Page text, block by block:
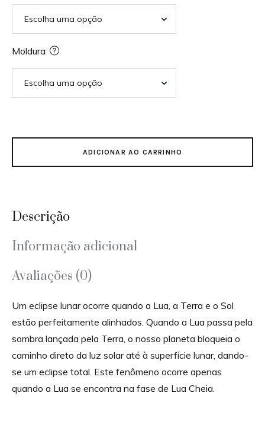
Moldura
ADICIONAR AO CARRINHO
Descrição
Informação adicional
Avaliações (0)
Um eclipse lunar ocorre quando a Lua, a Terra e o Sol
estão perfeitamente alinhados. Quando a Lua passa pela
sombra lançada pela Terra, o nosso planeta bloqueia o
caminho direto da luz solar até à superfície lunar, dando-
se um eclipse total. Este fenômeno ocorre apenas
quando a Lua se encontra na fase de Lua Cheia.